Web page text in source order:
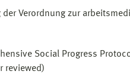
der Verordnung zur
Social Progress
reviewed)